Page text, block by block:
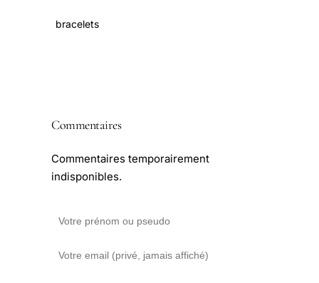
bracelets
Commentaires
Commentaires temporairement
indisponibles.